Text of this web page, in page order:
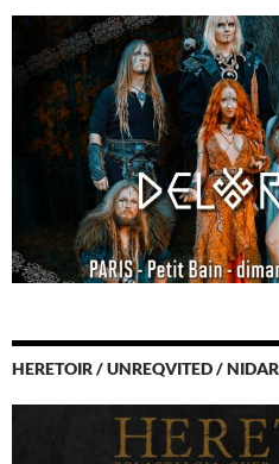
HERETOIR / UNREQVITED /